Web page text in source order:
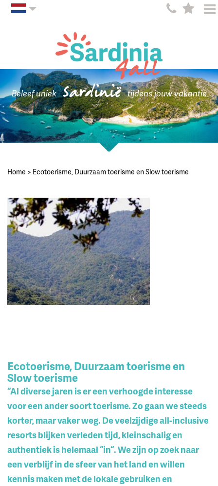
Beleef uniek Sardinië tijdens jouw vakantie
Home > Ecotoerisme, Duurzaam toerisme en Slow toerisme
Ecotoerisme, Duurzaam toerisme en
Slow toerisme
“Al diverse jaren is er een verhoogde interesse
voor een ander soort toerisme. Zo gaan we steeds
korter, maar vaker weg. De veelzijdige all-inclusive
resorts blijken verleden tijd, kleinschalig en
authentiek is helemaal “in“. We zijn op zoek naar
een verblijf in de sfeer van het land en willen
kennis maken met de lokale gebruiken en